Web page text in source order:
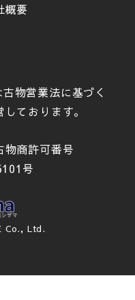
概要
物営業法に基づく
ております。
商許可番号
号
Co., Ltd.